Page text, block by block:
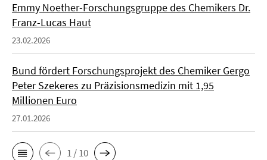
Emmy Noether-Forschungsgruppe des Chemikers Dr.
Franz-Lucas Haut
23.02.2026
Bund fördert Forschungsprojekt des Chemiker Gergo
Peter Szekeres zu Präzisionsmedizin mit 1,95
Millionen Euro
27.01.2026
1 / 10